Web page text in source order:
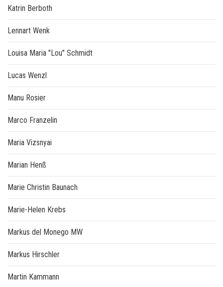
Katrin Berboth
Lennart Wenk
Louisa Maria "Lou" Schmidt
Lucas Wenzl
Manu Rosier
Marco Franzelin
Maria Vizsnyai
Marian Henß
Marie Christin Baunach
Marie-Helen Krebs
Markus del Monego MW
Markus Hirschler
Martin Kammann